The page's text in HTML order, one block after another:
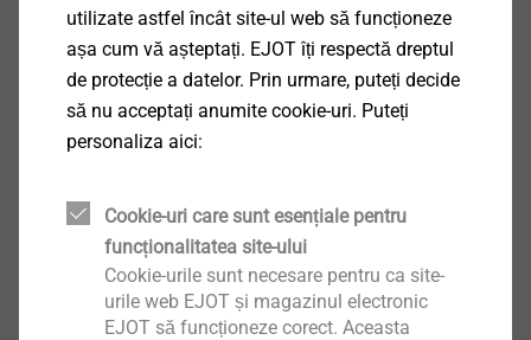
Fixarea profilelor de aluminiu pe structura de
aluminiu de 4,0 mm
Proprietăți
Oțel inoxidabil A4
Șaibă de etanșare din oțel inoxidabil
Detalii tehnice
Diametru: 5,5 mm
Capacitatea de găurire t
I II
: 2,0+4,0 mm
Acționare: cap hexagonal SW8
Turația de înșurubare: max. 1500 rpm
utilizate astfel încât site-ul web să funcționeze
așa cum vă așteptați. EJOT îți respectă dreptul
de protecție a datelor. Prin urmare, puteți decide
să nu acceptați anumite cookie-uri. Puteți
personaliza aici:
Cookie-uri care sunt esențiale pentru
funcționalitatea site-ului
Cookie-urile sunt necesare pentru ca site-
urile web EJOT și magazinul electronic
EJOT să funcționeze corect. Aceasta